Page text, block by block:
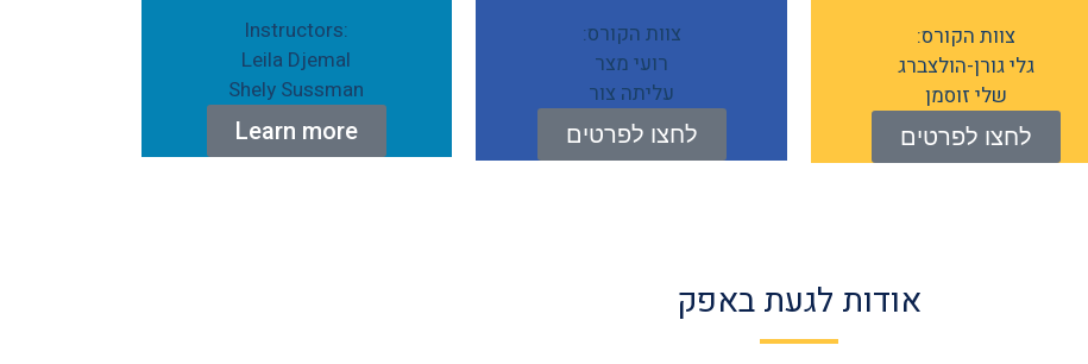
צוות הקורס:
גלי גורן-הולצברג
שלי זוסמן
לחצו לפרטים
צוות הקורס:
רועי מצר
עליתה צור
לחצו לפרטים
:Instructors
Leila Djemal
Shely Sussman
Learn more
אודות לגעת באפק